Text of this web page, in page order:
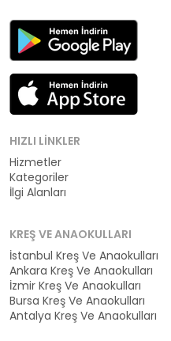
HIZLI LINKLER
Hizmetler
Kategoriler
İlgi Alanları
KREŞ VE ANAOKULLARI
İstanbul Kreş Ve Anaokulları
Ankara Kreş Ve Anaokulları
İzmir Kreş Ve Anaokulları
Bursa Kreş Ve Anaokulları
Antalya Kreş Ve Anaokulları